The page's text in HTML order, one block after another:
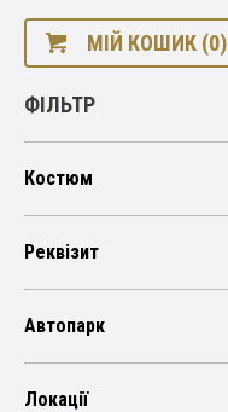
МІЙ КОШИК (0)
ФІЛЬТР
Костюм
Реквізит
Автопарк
Локації